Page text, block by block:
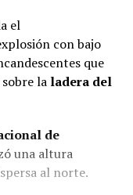
el
con bajo
que
la ladera del
de
una altura
al norte.